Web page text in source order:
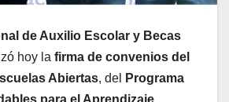
de Auxilio Escolar y Becas
hoy la firma de convenios del
Abiertas, del
Programa
para el Aprendizaje